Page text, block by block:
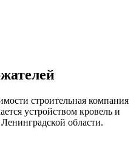
строительная компания
устройством кровель и
области.